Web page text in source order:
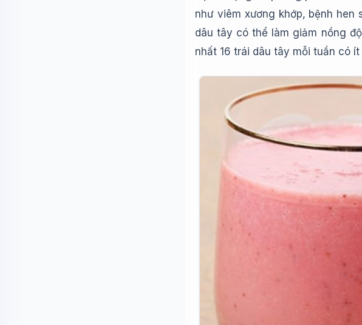
như viêm xương khớp, bệnh
dâu tây có thể làm giảm nồng
nhất 16 trái dâu tây mỗi tuần có ít